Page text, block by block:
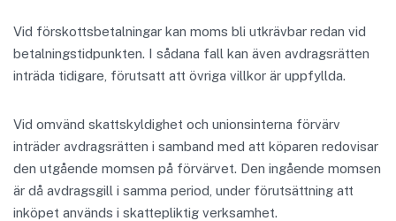
Vid förskottsbetalningar kan moms bli utkrävbar redan vid
betalningstidpunkten. I sådana fall kan även avdragsrätten
inträda tidigare, förutsatt att övriga villkor är uppfyllda.
Vid omvänd skattskyldighet och unionsinterna förvärv
inträder avdragsrätten i samband med att köparen redovisar
den utgående momsen på förvärvet. Den ingående momsen
är då avdragsgill i samma period, under förutsättning att
inköpet används i skattepliktig verksamhet.